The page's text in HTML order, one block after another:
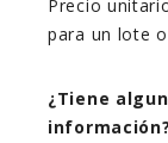
Precio
para un lote
¿Tiene